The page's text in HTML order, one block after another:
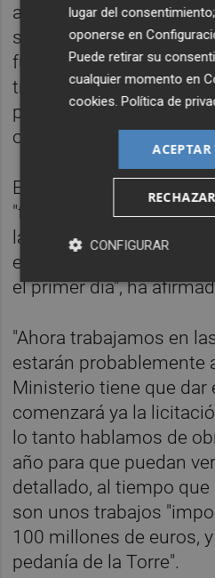
actuaciones de mayor
son "las recuperaciones
fundamentales". "Y a
trabajamos en las
proyectos de lo que van
obras de
En este sentido, ha
"fundamentalmente" de
la parte de
enorme". "En eso
el primer día", ha
"Ahora trabajamos en
estarán probablemente
Ministerio tiene que dar
comenzará ya la
lo tanto hablamos de
año para que puedan
detallado, al tiempo
son unos trabajos
100 millones de euros,
pedanía de la Torre".
lugar del
oponerse en
Puede retirar su
cualquier momento en
cookies.Política de
CONFIGURAR